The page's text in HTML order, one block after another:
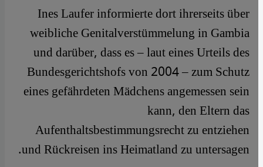
Ines Laufer informierte dort ihrerseits über
weibliche Genitalverstümmelung in Gambia
und darüber, dass es – laut eines Urteils des
Bundesgerichtshofs von 2004 – zum Schutz
eines gefährdeten Mädchens angemessen sein
kann, den Eltern das
Aufenthaltsbestimmungsrecht zu entziehen
und Rückreisen ins Heimatland zu untersagen.